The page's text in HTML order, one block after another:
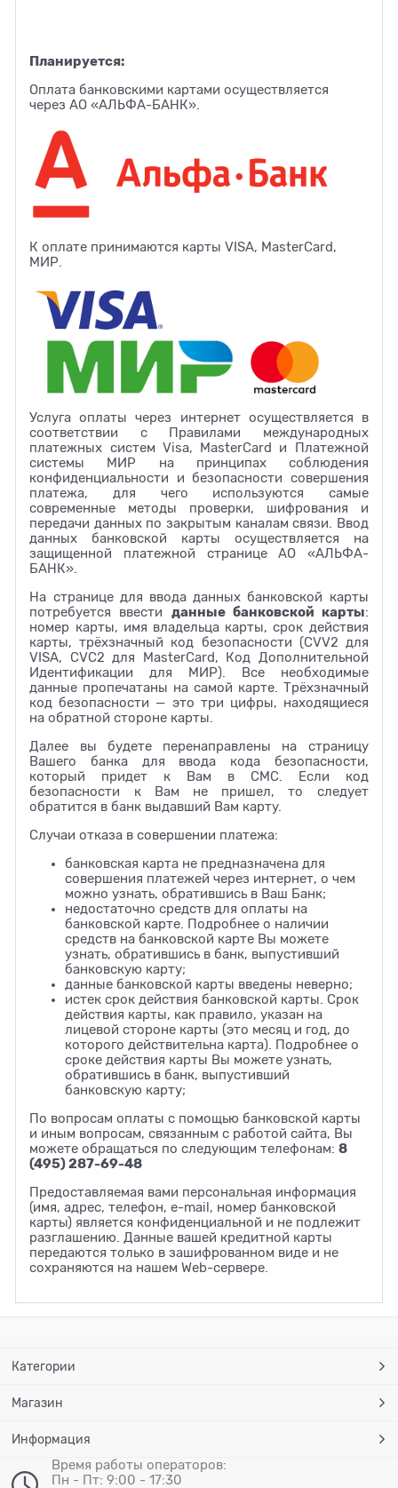
Планируется:
Оплата банковскими картами осуществляется
через АО «АЛЬФА-БАНК».
К оплате принимаются карты VISA, MasterCard,
МИР.
Услуга оплаты через интернет осуществляется в
соответствии с Правилами международных
платежных систем Visa, MasterCard и Платежной
системы МИР на принципах соблюдения
конфиденциальности и безопасности совершения
платежа, для чего используются самые
современные методы проверки, шифрования и
передачи данных по закрытым каналам связи. Ввод
данных банковской карты осуществляется на
защищенной платежной странице АО «АЛЬФА-
БАНК».
На странице для ввода данных банковской карты
потребуется ввести данные банковской карты:
номер карты, имя владельца карты, срок действия
карты, трёхзначный код безопасности (CVV2 для
VISA, CVC2 для MasterCard, Код Дополнительной
Идентификации для МИР). Все необходимые
данные пропечатаны на самой карте. Трёхзначный
код безопасности — это три цифры, находящиеся
на обратной стороне карты.
Далее вы будете перенаправлены на страницу
Вашего банка для ввода кода безопасности,
который придет к Вам в СМС. Если код
безопасности к Вам не пришел, то следует
обратится в банк выдавший Вам карту.
Случаи отказа в совершении платежа:
банковская карта не предназначена для
совершения платежей через интернет, о чем
можно узнать, обратившись в Ваш Банк;
недостаточно средств для оплаты на
банковской карте. Подробнее о наличии
средств на банковской карте Вы можете
узнать, обратившись в банк, выпустивший
банковскую карту;
данные банковской карты введены неверно;
истек срок действия банковской карты. Срок
действия карты, как правило, указан на
лицевой стороне карты (это месяц и год, до
которого действительна карта). Подробнее о
сроке действия карты Вы можете узнать,
обратившись в банк, выпустивший
банковскую карту;
По вопросам оплаты с помощью банковской карты
и иным вопросам, связанным с работой сайта, Вы
можете обращаться по следующим телефонам:8
(495) 287-69-48
Предоставляемая вами персональная информация
(имя, адрес, телефон, e-mail, номер банковской
карты) является конфиденциальной и не подлежит
разглашению. Данные вашей кредитной карты
передаются только в зашифрованном виде и не
сохраняются на нашем Web-сервере.
Категории
Магазин
Информация
Время работы операторов:
Пн - Пт: 9:00 - 17:30